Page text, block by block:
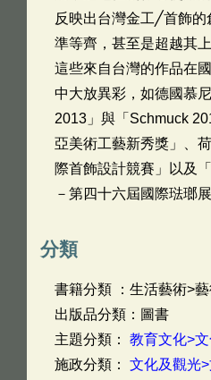
反映出台灣金工╱首飾
準等齊，甚至是超越其
這些來自台灣的作品在
中大放異彩，如德國慕
2013」與「Schmuck
亞美術工藝新秀獎」、
際首飾設計競賽」以及
－第四十六屆國際琺瑯展
分類
書籍分類 ：生活藝術>
出版品分類：圖書
主題分類： 教育文化>
施政分類： 文化及觀光